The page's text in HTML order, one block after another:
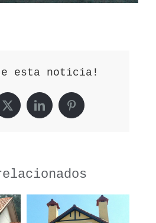
esta noticia!
X LinkedInPinterest